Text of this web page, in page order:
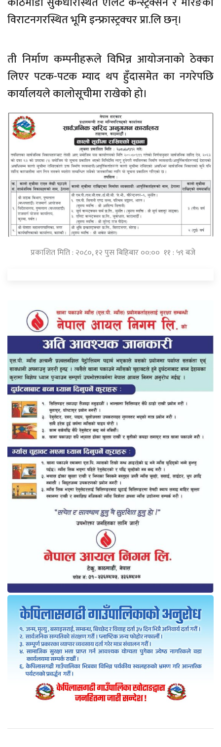
विराटनगरस्थित भूमि इन्फ्रास्ट्रक्चर प्रा.लि छन्।
ती निर्माण कम्पनीहरूले विभिन्न आयोजनाको ठेक्का
लिएर पटक-पटक म्याद थप हुँदासमेत का नगरेपछि
कार्यालयले कालोसूचीमा राखेको हो।
प्रकाशित मिति : २०८०, १२ पुस बिहिबार ००:०० ११ : ५९ बजे